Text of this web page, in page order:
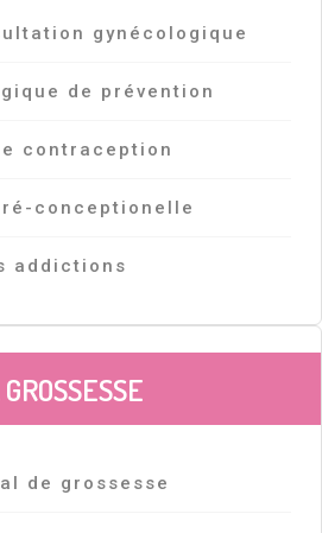
gynécologique
de prévention
contraception
conceptionelle
addictions
de grossesse